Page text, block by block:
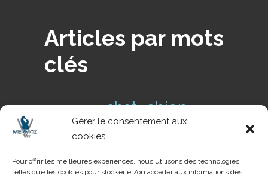
Gérer le consentement aux
cookies
Pour offrir les meilleures expériences, nous utilisons des technologies
telles que les cookies pour stocker et/ou accéder aux informations des
Articles par mots
clés
chat chien
Conseil NAC
conseils de
prévention
danger